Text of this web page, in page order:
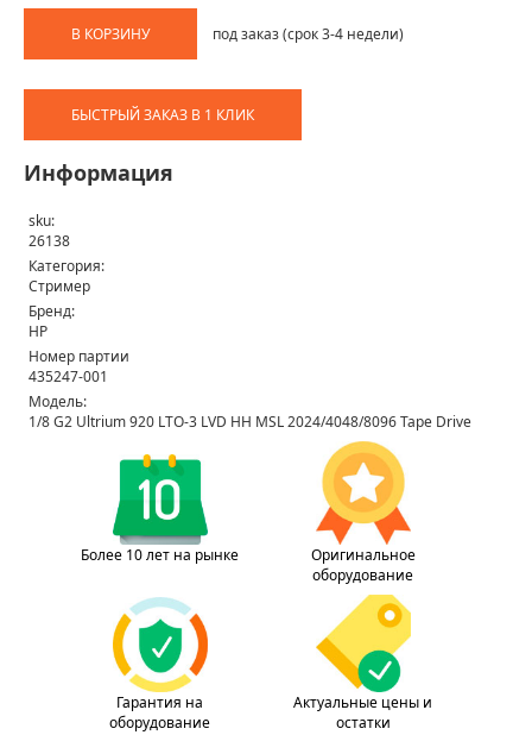
В КОРЗИНУ под заказ (срок 3-4 недели)
БЫСТРЫЙ ЗАКАЗ В 1 КЛИК
Информация
sku:
26138
Категория:
Стример
Бренд:
HP
Номер партии
435247-001
Модель:
1/8 G2 Ultrium 920 LTO-3 LVD HH MSL 2024/4048/8096 Tape Drive
Более 10 лет на рынке
Оригинальное
оборудование
Гарантия на
оборудование
Актуальные цены и
остатки